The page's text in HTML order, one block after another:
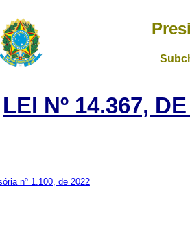
LEI Nº 14.367,
nº 1.100, de 2022